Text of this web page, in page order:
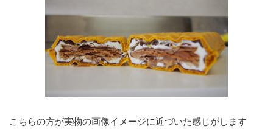
こちらの方が実物の画像イメージに近づいた感じがします